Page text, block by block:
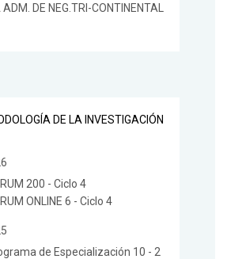
DE NEG.TRI-CONTINENTAL
DE LA INVESTIGACIÓN
200 - Ciclo 4
ONLINE 6 - Ciclo 4
de Especialización 10 - 2